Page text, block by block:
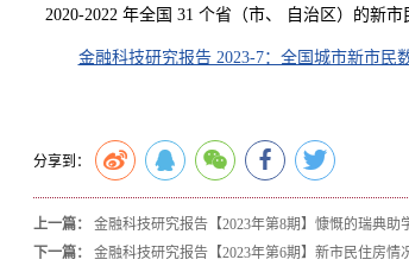
2020-2022 年全国 31 个省（市、 自治区）的新
金融科技研究报告 2023-7：全国城市新市民
分享到：
上一篇：
金融科技研究报告【2023年第8期】​慷慨的瑞典助
下一篇：
金融科技研究报告【2023年第6期】​新市民住房情